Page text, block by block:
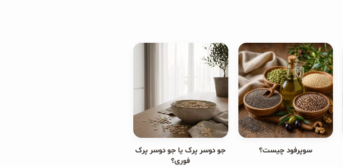
سوپرفود چیست؟
جو دوسر پرک یا جو دوسر پرک
فوری؟